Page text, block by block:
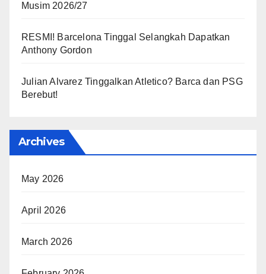
Musim 2026/27
RESMI! Barcelona Tinggal Selangkah Dapatkan
Anthony Gordon
Julian Alvarez Tinggalkan Atletico? Barca dan PSG
Berebut!
Archives
May 2026
April 2026
March 2026